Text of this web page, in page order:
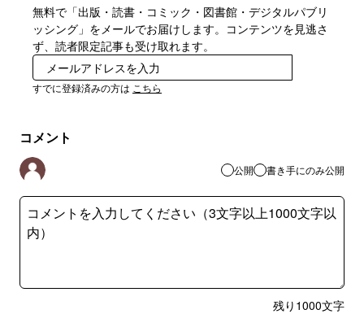
無料で「出版・読書・コミック・図書館・デジタルパブリ
ッシング」をメールでお届けします。コンテンツを見逃さ
ず、読者限定記事も受け取れます。
すでに登録済みの方は こちら
コメント
公開 書き手にのみ公開
残り 1000文字